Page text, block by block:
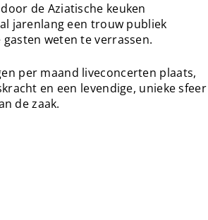
de Aziatische keuken
jarenlang een trouw publiek
weten te verrassen.
per maand liveconcerten plaats,
en een levendige, unieke sfeer
de zaak.